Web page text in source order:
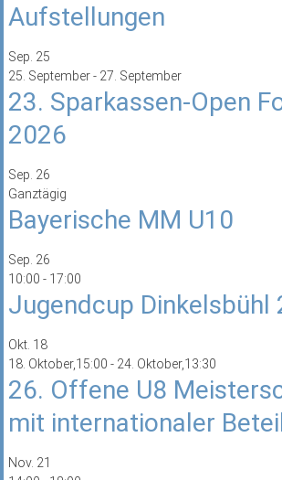
Aufstellungen
Sep. 25
25. September- 27. September
23. Sparkassen-Open
2026
Sep. 26
Ganztägig
Bayerische MM U10
Sep. 26
10:00 - 17:00
Jugendcup Dinkelsbühl
Okt. 18
18. Oktober,15:00 - 24. Oktober,13:30
26. Offene U8
mit internationaler
Nov. 21